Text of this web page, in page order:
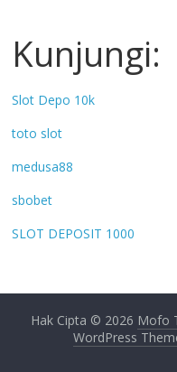
Kunjungi:
Slot Depo 10k
toto slot
medusa88
sbobet
SLOT DEPOSIT 1000
Hak Cipta © 2026 Mofo
WordPress